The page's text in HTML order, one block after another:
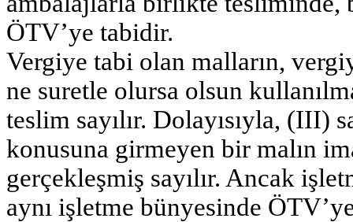
ÖTV’ye tabidir.
Vergiye tabi olan malların,
ne suretle olursa olsun
teslim sayılır. Dolayısıyla, (III)
konusuna girmeyen bir malın
gerçekleşmiş sayılır. Ancak
aynı işletme bünyesinde